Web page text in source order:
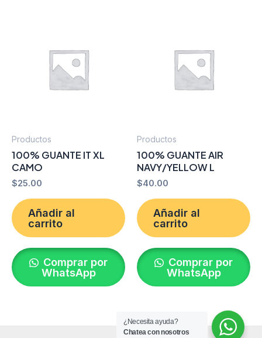
Productos
100% GUANTE IT XL
CAMO
$25.00
Añadir al
carrito
Comprar por
WhatsApp
Productos
100% GUANTE AIR
NAVY/YELLOW L
$40.00
Añadir al
carrito
Comprar por
WhatsApp
¿Necesita ayuda?
Chatea con nosotros